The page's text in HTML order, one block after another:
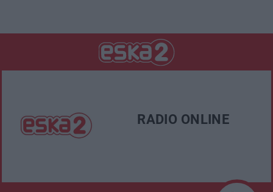
RADIO ONLINE